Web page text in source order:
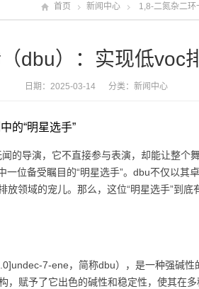
首页 新闻中心 1,8-二氮杂二
dbu）：实现低voc
日期：2025-03-14 分类： 新闻中心
的“明星选手”
的导演，它不直接参与表演，却能让整个
位备受瞩目的“明星选手”。dbu不仅以其
领域的宠儿。那么，这位“明星选手”到
7-ene，简称dbu），是一种强碱
赋予了它出色的碱性和稳定性，使其在多